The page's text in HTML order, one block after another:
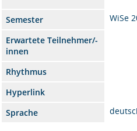
Semester
WiSe
Erwartete Teilnehmer/-
innen
Rhythmus
Hyperlink
Sprache